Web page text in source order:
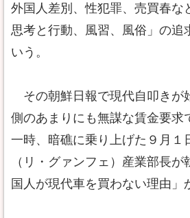
外国人差別、性犯罪、売買春な
思考と行動、風習、風俗」の追
いう。
その朝鮮日報で現代自叩きが
側のあまりにも無謀な賃金要求
一時、暗礁に乗り上げた９月１
（リ・グァンフェ）産業部長
国人が現代車を買わない理由」